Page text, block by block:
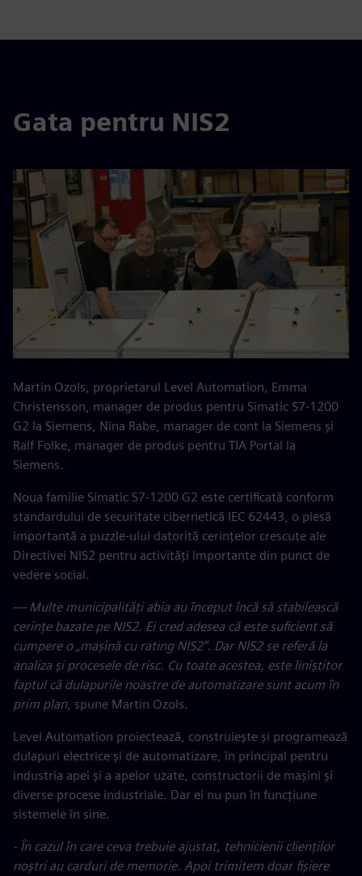
Gata pentru NIS2
Martin Ozols, proprietarul Level Automation, Emma
Christensson, manager de produs pentru Simatic S7-1200
G2 la Siemens, Nina Rabe, manager de cont la Siemens și
Ralf Folke, manager de produs pentru TIA Portal la
Siemens.
Noua familie Simatic S7-1200 G2 este certificată conform
standardului de securitate cibernetică IEC 62443, o piesă
importantă a puzzle-ului datorită cerințelor crescute ale
Directivei NIS2 pentru activități importante din punct de
vedere social.
— Multe municipalități abia au început încă să stabilească
cerințe bazate pe NIS2. Ei cred adesea că este suficient să
cumpere o „mașină cu rating NIS2”. Dar NIS2 se referă la
analiza și procesele de risc. Cu toate acestea, este liniștitor
faptul că dulapurile noastre de automatizare sunt acum în
prim plan, spune Martin Ozols.
Level Automation proiectează, construiește și programează
dulapuri electrice și de automatizare, în principal pentru
industria apei și a apelor uzate, constructorii de mașini și
diverse procese industriale. Dar ei nu pun în funcțiune
sistemele în sine.
- În cazul în care ceva trebuie ajustat, tehnicienii clienților
noștri au carduri de memorie. Apoi trimitem doar fișiere